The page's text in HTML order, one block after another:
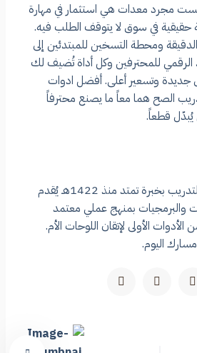
مجرد معدات هي استثمار في مهارة
حقيقية في سوق لا يتوقف الطلب فيه.
ومحطة التسخين للمبتدئين إلى
الرقمي للمحترفين وكل أداة تُضيف لك
جديدة وتسعير أعلى. أفضل ادوات
الصح هما معاً ما يصنع محترفاً
قطعاً.
معهد القمة المتطورة للتدريب بخبرة تمتد منذ 1422هـ يُقدم
والبرمجيات بمنهج عملي معتمد
الأولى لإتقان اللوحات الأم.
اليوم.